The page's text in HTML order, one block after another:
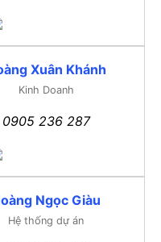
Xuân Khánh
Kinh Doanh
0905 236 287
Ngọc Giàu
Hệ thống dự án